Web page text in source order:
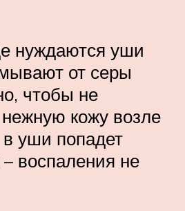
нуждаются уши
от серы
чтобы не
кожу возле
уши попадет
воспаления не